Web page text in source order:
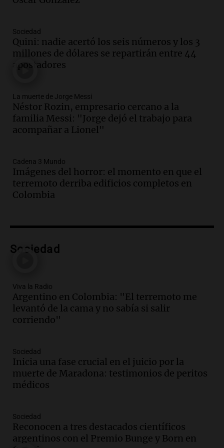
figura del fútbol argentino comparte su
lucha y recuperación emocional
Panorama Federal
Episodios
Mendoza visitó su colegio, que participa
en Grupos Corales
Edición 2026
Episodios
detalles sobre la esperada visita del Papa
a Córdoba en noviembre
Panorama Federal
Episodios
sabía si salir corriendo"
Episodios
zonas cálidas y frías
Panorama Federal
Episodios
Audio.
se negocian zonas frías y cálidas
Panorama Federal
Episodios
Audio.
Viva la Radio
Episodios
Audio.Juan Manzur insinúa su posible
Sociedad
Quini: nadie acertó los seis números y los 3
millones de dólares se repartirán entre 44
apostadores
La muerte de Jorge Messi
Néstor Rozin, empresario cercano a la
familia Messi: "Jorge dejó el trabajo para
acompañar a Lionel"
Cadena 3 Mundo
Imágenes del horror: el momento en que el
terremoto derriba edificios completos en
Colombia
Sociedad
Viva la Radio
Argentino en Colombia: "El terremoto me
levantó de la cama y no sabía si salir
corriendo"
Sociedad
Inicia una fase crucial en el juicio por la
muerte de Maradona: testimonios de peritos
médicos
Sociedad
Reconocen a tres destacados científicos
argentinos con el Premio Bunge y Born en